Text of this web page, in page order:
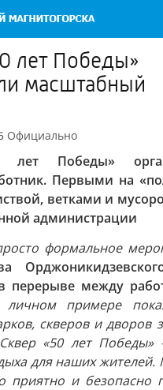
лет Победы»
масштабный
Официально
Победы»
Первыми на
ветками и
администрации
формальное
перерыве между
личном примере
скверов и дворов
«50 лет
для наших
приятно и безопасно